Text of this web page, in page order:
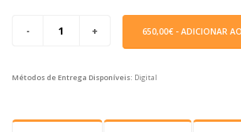
650,00€ - ADICIONAR
Métodos de Entrega Disponíveis: Digital